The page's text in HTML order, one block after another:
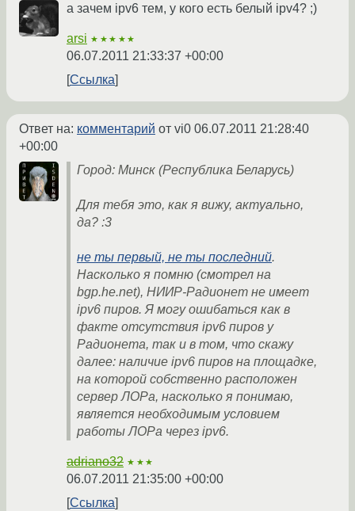
а зачем ipv6 тем, у кого есть белый ipv4? ;)
arsi ★★★★★
06.07.2011 21:33:37 +00:00
Ссылка
Ответ на: комментарий от vi0 06.07.2011 21:28:40
+00:00
Город: Минск (Республика Беларусь)
Для тебя это, как я вижу, актуально,
да? :3
не ты первый, не ты последний.
Насколько я помню (смотрел на
bgp.he.net), НИИР-Радионет не имеет
ipv6 пиров. Я могу ошибаться как в
факте отсутствия ipv6 пиров у
Радионета, так и в том, что скажу
далее: наличие ipv6 пиров на площадке,
на которой собственно расположен
сервер ЛОРа, насколько я понимаю,
является необходимым условием
работы ЛОРа через ipv6.
adriano32 ★★★
06.07.2011 21:35:00 +00:00
Ссылка